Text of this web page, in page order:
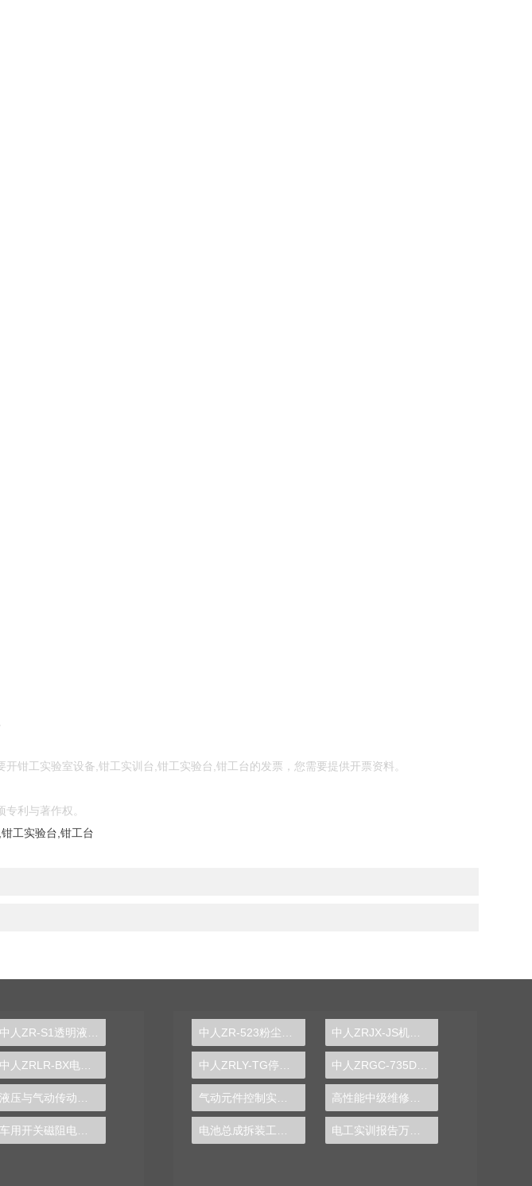
钳工实验室设备,钳工实训台,钳工实验台,钳工台的发票，您需要提供开票资料。
利与著作权。
工实验台,钳工台